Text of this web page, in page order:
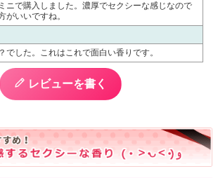
ニで購入しました。濃厚でセクシーな感じなので
がいいですね。
でした。これはこれで面白い香りです。
レビューを書く